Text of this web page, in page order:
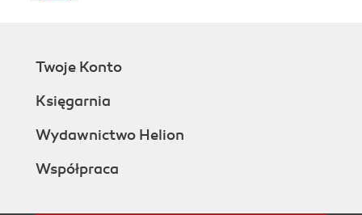
Twoje Konto
Księgarnia
Wydawnictwo Helion
Współpraca